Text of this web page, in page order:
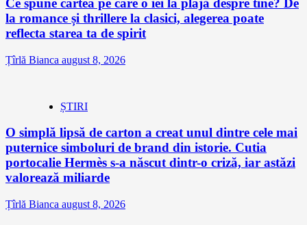
Ce spune cartea pe care o iei la plajă despre tine? De
la romance și thrillere la clasici, alegerea poate
reflecta starea ta de spirit
Țîrlă Bianca august 8, 2026
ȘTIRI
O simplă lipsă de carton a creat unul dintre cele mai
puternice simboluri de brand din istorie. Cutia
portocalie Hermès s-a născut dintr-o criză, iar astăzi
valorează miliarde
Țîrlă Bianca august 8, 2026